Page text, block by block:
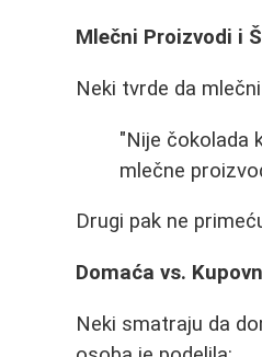
Mlečni Proizvodi i
Neki tvrde da
"Nije čokolada
mlečne
Drugi pak ne
Domaća vs.
Neki smatraju da